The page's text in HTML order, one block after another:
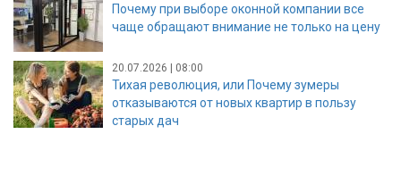
Почему при выборе оконной компании все
чаще обращают внимание не только на цену
20.07.2026 | 08:00
Тихая революция, или Почему зумеры
отказываются от новых квартир в пользу
старых дач